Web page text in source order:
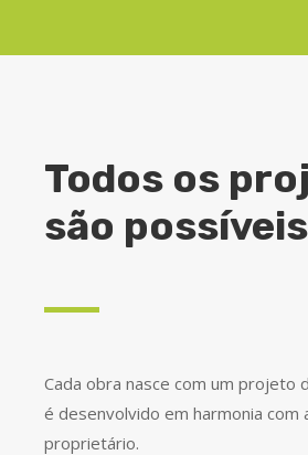
Todos os
são
Cada obra nasce com um projeto
é desenvolvido em harmonia com
proprietário.